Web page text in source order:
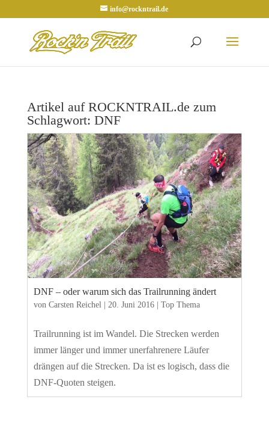
info@rockntrail.de
Artikel auf ROCKNTRAIL.de zum
Schlagwort: DNF
DNF – oder warum sich das Trailrunning ändert
von Carsten Reichel| 20. Juni 2016| Top Thema
Trailrunning ist im Wandel. Die Strecken werden
immer länger und immer unerfahrenere Läufer
drängen auf die Strecken. Da ist es logisch, dass die
DNF-Quoten steigen.